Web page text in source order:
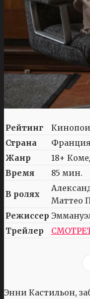
Рейтинг
Страна
Жанр
18+
Время
85 мин.
В ролях
Маттео
Режиссер
Трейлер
Энни Кастильон,